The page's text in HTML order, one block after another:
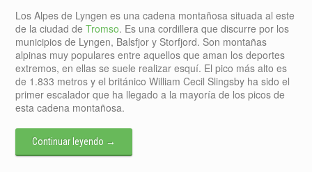
Los Alpes de Lyngen es una cadena montañosa situada al este
de la ciudad deTromso. Es una cordillera que discurre por los
municipios de Lyngen, Balsfjor y Storfjord. Son montañas
alpinas muy populares entre aquellos que aman los deportes
extremos, en ellas se suele realizar esquí. El pico más alto es
de 1.833 metros y el británico William Cecil Slingsby ha sido el
primer escalador que ha llegado a la mayoría de los picos de
esta cadena montañosa.
Continuar leyendo →